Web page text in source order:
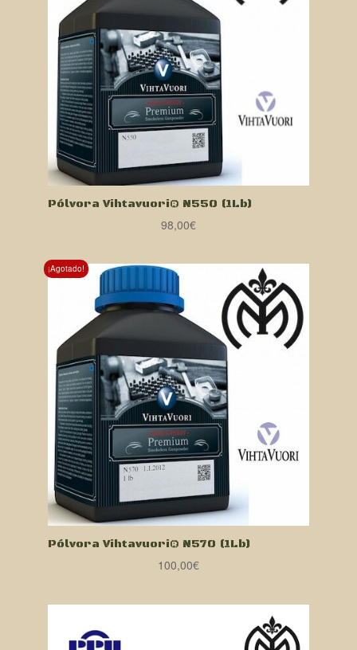
Pólvora Vihtavuori® N550 (1Lb)
98,00€
¡Agotado!
Pólvora Vihtavuori® N570 (1Lb)
100,00€